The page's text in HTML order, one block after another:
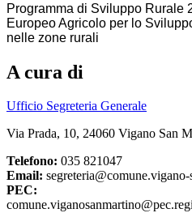
Programma di Sviluppo Rurale
Europeo Agricolo per lo
nelle zone rurali
A cura di
Ufficio Segreteria Generale
Via Prada, 10, 24060 Vigano San
Telefono: 035 821047
Email:
PEC: